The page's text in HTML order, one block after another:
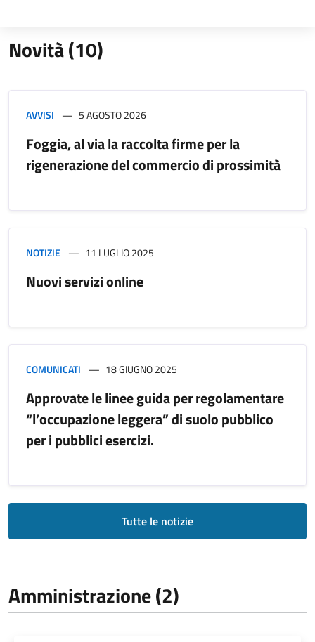
Novità (10)
AVVISI 5 AGOSTO 2026
Foggia, al via la raccolta firme per la
rigenerazione del commercio di prossimità
NOTIZIE 11 LUGLIO 2025
Nuovi servizi online
COMUNICATI 18 GIUGNO 2025
Approvate le linee guida per regolamentare
“l’occupazione leggera” di suolo pubblico
per i pubblici esercizi.
Tutte le notizie
Amministrazione (2)